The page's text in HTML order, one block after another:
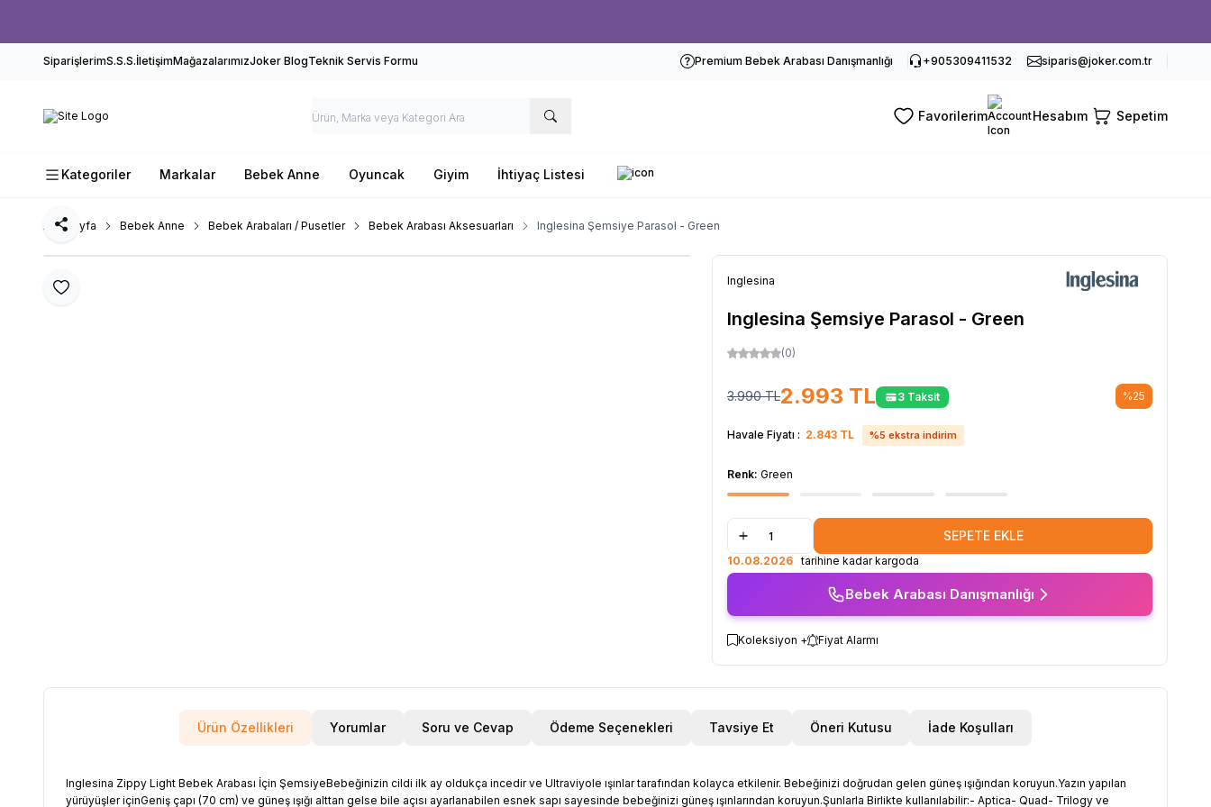
SiparişlerimS.S.S.İletişimMağazalarımızJoker BlogTeknik Servis Formu Premium Bebek Arabası Danışmanlığı +905309411532 siparis@joker.com.tr
Favorilerim Hesabım Sepetim
Kategoriler Markalar Bebek Anne Oyuncak Giyim İhtiyaç Listesi
Ana Sayfa Bebek Anne Bebek Arabaları / Pusetler Bebek Arabası Aksesuarları Inglesina Şemsiye Parasol - Green
Favoriye Ekle
Paylaş
Inglesina
Inglesina Şemsiye Parasol - Green
(0)
3.990TL2.993 TL 3 Taksit %25
Havale Fiyatı : 2.843 TL %5 ekstra indirim
Renk: Green
SEPETE EKLE
10.08.2026 tarihine kadar kargoda
Bebek Arabası Danışmanlığı
Koleksiyon + Fiyat Alarmı
Ürün Özellikleri Yorumlar Soru ve Cevap Ödeme Seçenekleri Tavsiye Et Öneri Kutusu İade Koşulları
Inglesina Zippy Light Bebek Arabası İçin ŞemsiyeBebeğinizin cildi ilk ay oldukça incedir ve Ultraviyole ışınlar tarafından kolayca etkilenir. Bebeğinizi doğrudan gelen güneş ışığından koruyun.Yazın yapılan
yürüyüşler içinGeniş çapı (70 cm) ve güneş ışığı alttan gelse bile açısı ayarlanabilen esnek sapı sayesinde bebeğinizi güneş ışınlarından koruyun.Şunlarla Birlikte kullanılabilir:- Aptica- Quad- Trilogy ve